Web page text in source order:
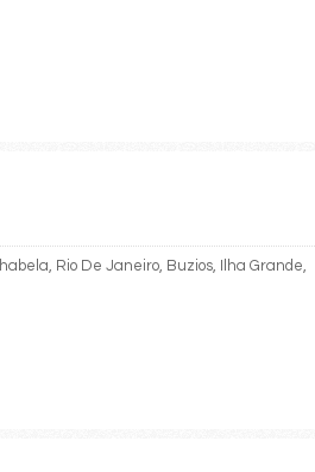
Rio De Janeiro, Buzios, Ilha Grande,